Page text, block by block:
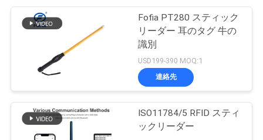
Fofia PT280 スティック
リーダー 耳のタグ 牛の
識別
USD199-390 MOQ:1
連絡先
ISO11784/5 RFID スティ
ックリーダー